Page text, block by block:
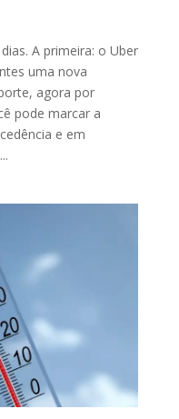
A primeira: o Uber
uma nova
agora por
pode marcar a
e em